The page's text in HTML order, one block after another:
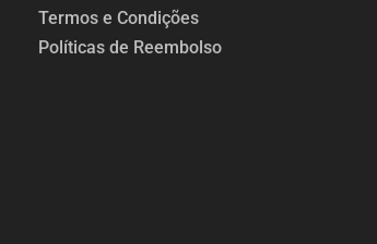
Termos e Condições
Políticas de Reembolso